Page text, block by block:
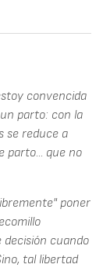
convencida
parto: con la
se reduce a
parto... que no
poner
decisión cuando
tal libertad